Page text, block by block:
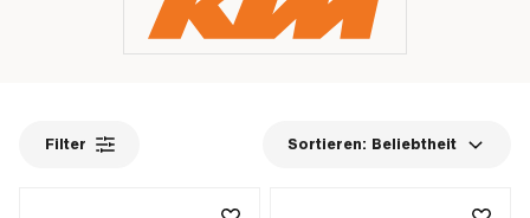
Filter Sortieren: Beliebtheit